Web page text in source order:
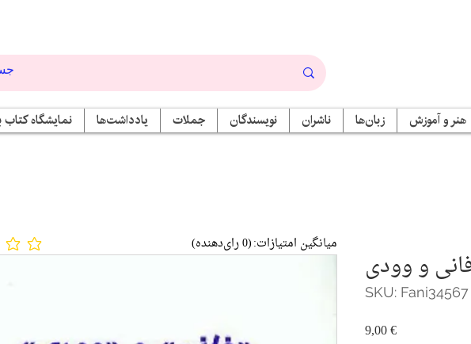
هنر و آموزش زبان‌ها ناشران نویسندگان جملات یادداشت‌ها نمایشگاه کتاب
و وودی
SKU: Fani34567
9,00 €Price
میانگین امتیازات:(0 رای‌دهنده)